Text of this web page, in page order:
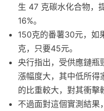
生 47 克碳水化合物，
16%。
150克的番薯30元，如
克，只要45元。
央行指出，受供應鏈瓶
漲幅度大，其中低所得
的比重較大，對其衝擊
不過面對這個實測結果